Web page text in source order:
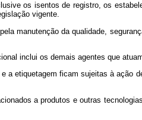
os isentos de registro, os
vigente.
manutenção da qualidade,
inclui os demais agentes que
a etiquetagem ficam sujeitas à ação
a produtos e outras